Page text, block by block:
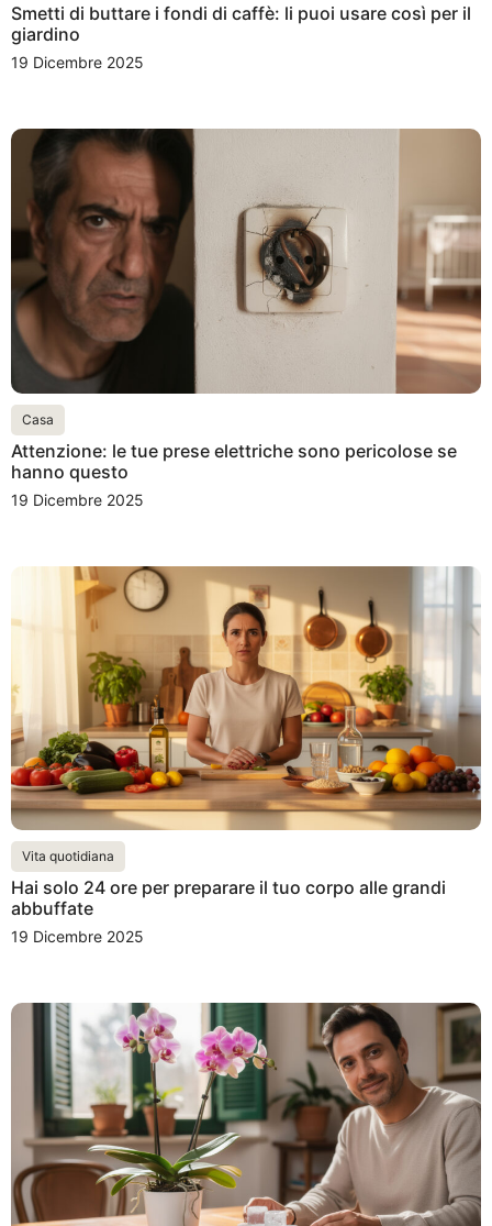
Smetti di buttare i fondi di caffè: li puoi usare così per il
giardino
19 Dicembre 2025
Casa
Attenzione: le tue prese elettriche sono pericolose se
hanno questo
19 Dicembre 2025
Vita quotidiana
Hai solo 24 ore per preparare il tuo corpo alle grandi
abbuffate
19 Dicembre 2025